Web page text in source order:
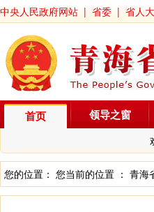
中央人民政府网站 | 省委 | 省人大
首页 领导之窗
您的位置： 您当前的位置 ： 青海